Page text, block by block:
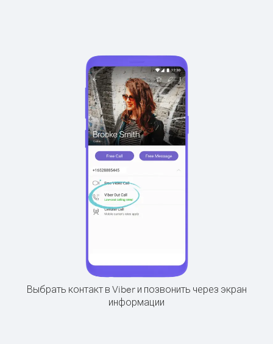
Выбрать контакт в Viber и позвонить через экран
информации